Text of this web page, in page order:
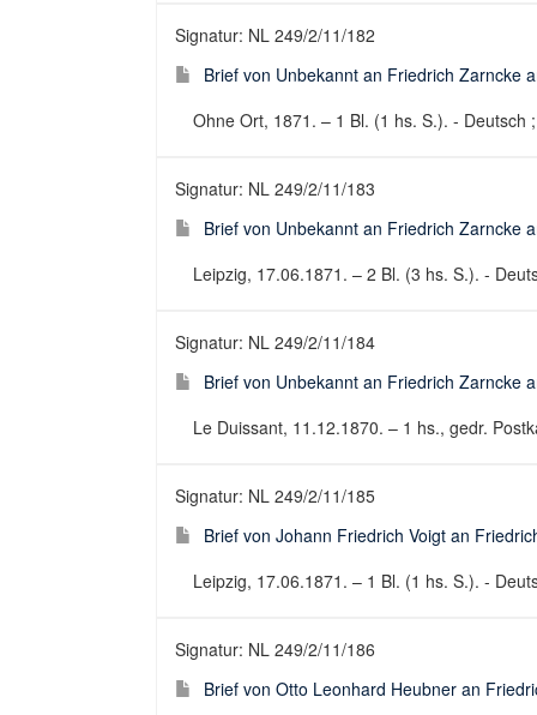
Signatur: NL 249/2/11/182
Brief von Unbekannt an Friedrich Zarncke
Ohne Ort, 1871. – 1 Bl. (1 hs. S.). - Deutsch
Signatur: NL 249/2/11/183
Brief von Unbekannt an Friedrich Zarncke
Leipzig, 17.06.1871. – 2 Bl. (3 hs. S.). -
Signatur: NL 249/2/11/184
Brief von Unbekannt an Friedrich Zarncke
Le Duissant, 11.12.1870. – 1 hs., gedr.
Signatur: NL 249/2/11/185
Brief von Johann Friedrich Voigt an
Leipzig, 17.06.1871. – 1 Bl. (1 hs. S.). -
Signatur: NL 249/2/11/186
Brief von Otto Leonhard Heubner an